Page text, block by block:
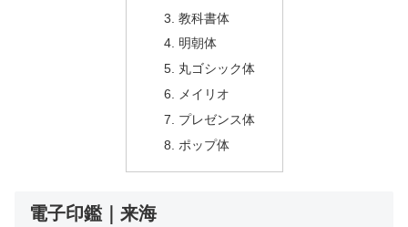
教科書体
明朝体
丸ゴシック体
メイリオ
プレゼンス体
ポップ体
電子印鑑｜来海